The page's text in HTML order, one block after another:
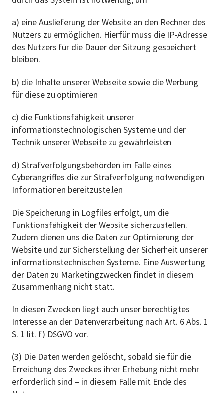
a) eine Auslieferung der Website an den Rechner des
Nutzers zu ermöglichen. Hierfür muss die IP-Adresse
des Nutzers für die Dauer der Sitzung gespeichert
bleiben.
b) die Inhalte unserer Webseite sowie die Werbung
für diese zu optimieren
c) die Funktionsfähigkeit unserer
informationstechnologischen Systeme und der
Technik unserer Webseite zu gewährleisten
d) Strafverfolgungsbehörden im Falle eines
Cyberangriffes die zur Strafverfolgung notwendigen
Informationen bereitzustellen
Die Speicherung in Logfiles erfolgt, um die
Funktionsfähigkeit der Website sicherzustellen.
Zudem dienen uns die Daten zur Optimierung der
Website und zur Sicherstellung der Sicherheit unserer
informationstechnischen Systeme. Eine Auswertung
der Daten zu Marketingzwecken findet in diesem
Zusammenhang nicht statt.
In diesen Zwecken liegt auch unser berechtigtes
Interesse an der Datenverarbeitung nach Art. 6 Abs. 1
S. 1 lit. f) DSGVO vor.
(3) Die Daten werden gelöscht, sobald sie für die
Erreichung des Zweckes ihrer Erhebung nicht mehr
erforderlich sind – in diesem Falle mit Ende des